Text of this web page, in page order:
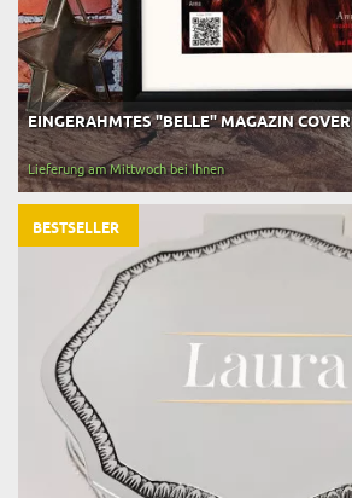
EINGERAHMTES "BELLE" MAGAZIN COVER
Lieferung am Mittwoch bei Ihnen
BESTSELLER